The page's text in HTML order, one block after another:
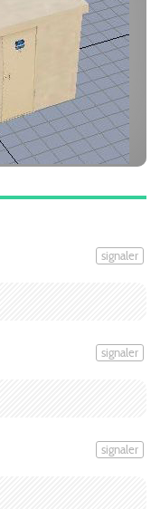
signaler
signaler
signaler